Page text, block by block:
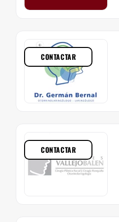
CONTACTAR
CONTACTAR